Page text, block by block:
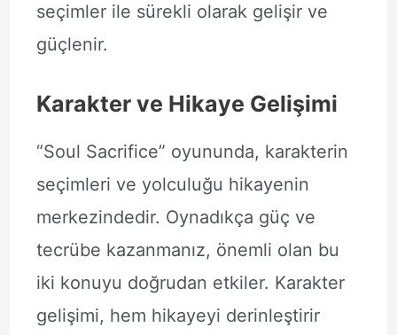
seçimler ile sürekli olarak gelişir ve
güçlenir.
Karakter ve Hikaye Gelişimi
“Soul Sacrifice” oyununda, karakterin
seçimleri ve yolculuğu hikayenin
merkezindedir. Oynadıkça güç ve
tecrübe kazanmanız, önemli olan bu
iki konuyu doğrudan etkiler. Karakter
gelişimi, hem hikayeyi derinleştirir